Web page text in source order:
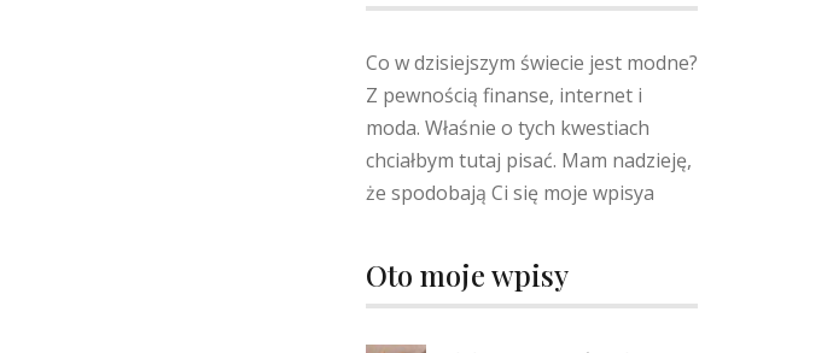
Co w dzisiejszym świecie jest modne?
Z pewnością finanse, internet i
moda. Właśnie o tych kwestiach
chciałbym tutaj pisać. Mam nadzieję,
że spodobają Ci się moje wpisya
Oto moje wpisy